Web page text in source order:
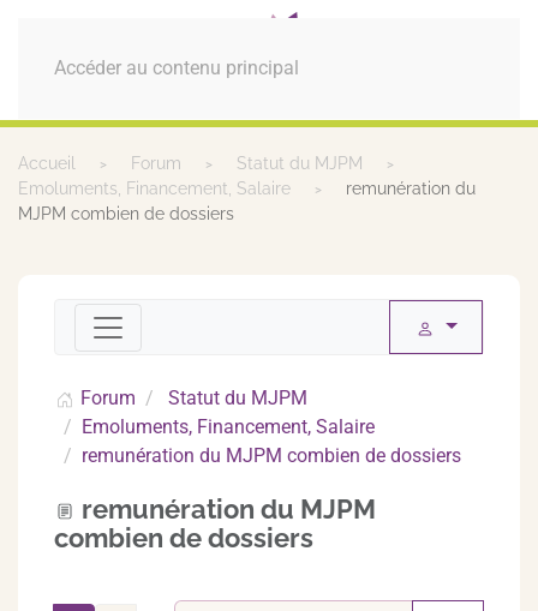
Accéder au contenu principal
MENU
Accueil Forum
Statut du MJPM
Emoluments, Financement, Salaire
remunération du
MJPM combien de dossiers
Forum
Statut du MJPM
Emoluments, Financement, Salaire
remunération du MJPM combien de dossiers
remunération du MJPM
combien de dossiers